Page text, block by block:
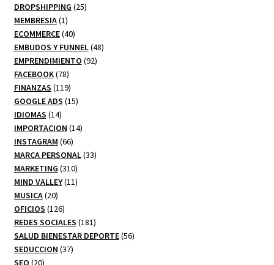
productos
DROPSHIPPING 2525
MEMBRESIA 11
producto
ECOMMERCE 4040
productos
EMBUDOS Y FUNNEL 4848
EMPRENDIMIENTO 9292
FACEBOOK 7878
productos
FINANZAS 119119
productos
GOOGLE ADS 1515
IDIOMAS 1414
productos
IMPORTACION 1414
INSTAGRAM 6666
productos
MARCA PERSONAL 3333
MARKETING 310310
productos
MIND VALLEY 1111
MUSICA 2020
productos
OFICIOS 126126
productos
REDES SOCIALES 181181
productos
SALUD BIENESTAR DEPORTE 5656
SEDUCCION 3737
SEO 2020